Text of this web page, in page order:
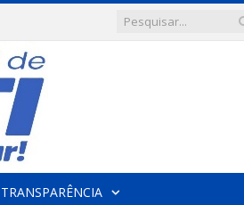
TRANSPARÊNCIA